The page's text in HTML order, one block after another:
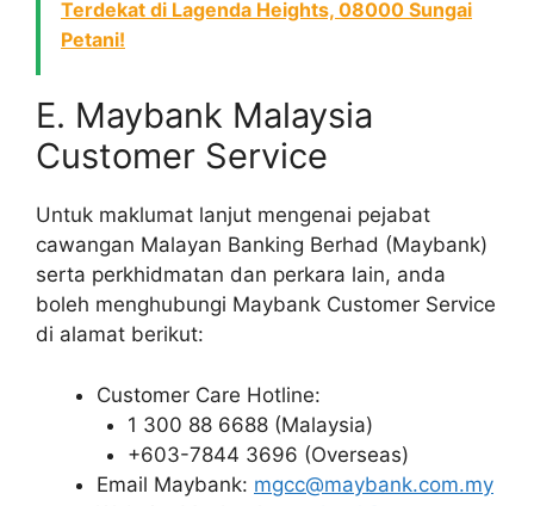
Terdekat di Lagenda Heights, 08000 Sungai
Petani!
E. Maybank Malaysia
Customer Service
Untuk maklumat lanjut mengenai pejabat
cawangan Malayan Banking Berhad (Maybank)
serta perkhidmatan dan perkara lain, anda
boleh menghubungi Maybank Customer Service
di alamat berikut:
Customer Care Hotline:
1 300 88 6688 (Malaysia)
+603-7844 3696 (Overseas)
Email Maybank: mgcc@maybank.com.my